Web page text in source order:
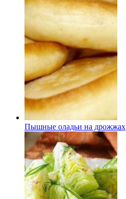
Пышные оладьи на дрожжах